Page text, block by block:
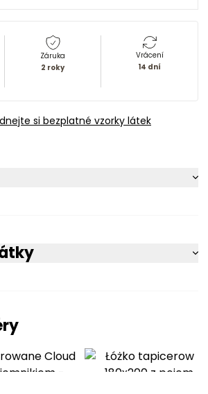
Záruka
2 roky
Vrácení
14 dní
si bezplatné vzorky látek